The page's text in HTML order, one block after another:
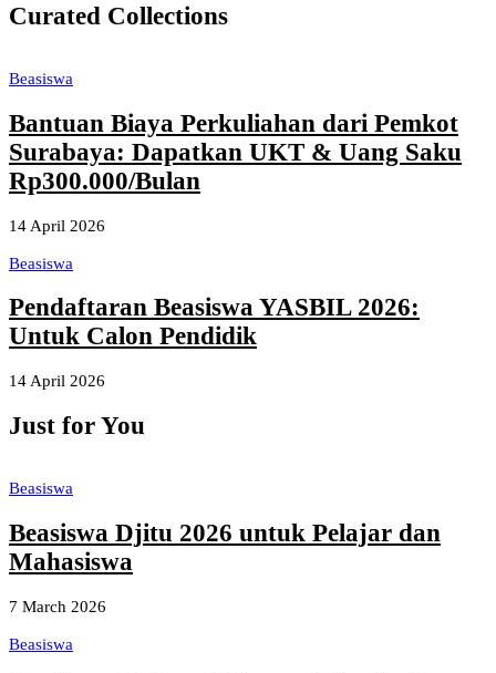
Curated Collections
Beasiswa
Bantuan Biaya Perkuliahan dari Pemkot
Surabaya: Dapatkan UKT & Uang Saku
Rp300.000/Bulan
14 April 2026
Beasiswa
Pendaftaran Beasiswa YASBIL 2026:
Untuk Calon Pendidik
14 April 2026
Just for You
Beasiswa
Beasiswa Djitu 2026 untuk Pelajar dan
Mahasiswa
7 March 2026
Beasiswa